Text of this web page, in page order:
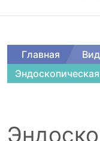
Главная